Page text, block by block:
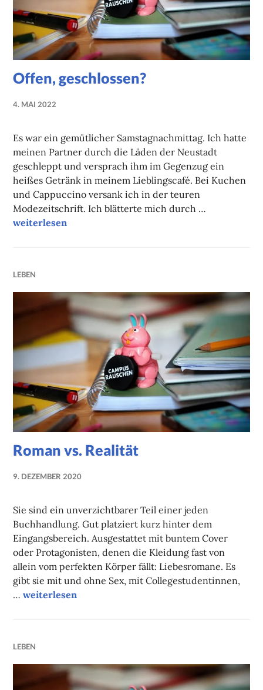
Offen, geschlossen?
4. MAI 2022
Es war ein gemütlicher Samstagnachmittag. Ich hatte
meinen Partner durch die Läden der Neustadt
geschleppt und versprach ihm im Gegenzug ein
heißes Getränk in meinem Lieblingscafé. Bei Kuchen
und Cappuccino versank ich in der teuren
Modezeitschrift. Ich blätterte mich durch …
Offen, geschlossen?
weiterlesen
LEBEN
Roman vs. Realität
9. DEZEMBER 2020
Sie sind ein unverzichtbarer Teil einer jeden
Buchhandlung. Gut platziert kurz hinter dem
Eingangsbereich. Ausgestattet mit buntem Cover
oder Protagonisten, denen die Kleidung fast von
allein vom perfekten Körper fällt: Liebesromane. Es
gibt sie mit und ohne Sex, mit Collegestudentinnen,
…Roman vs. Realität
weiterlesen
LEBEN